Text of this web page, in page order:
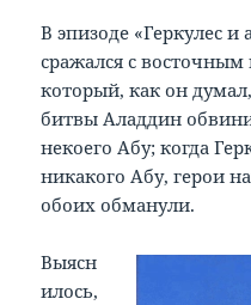
В эпизоде «Геркулес и
сражался с
который, как он
битвы Аладдин
некоего Абу; когда
никакого Абу, герои
обоих обманули.
Выясн
илось,